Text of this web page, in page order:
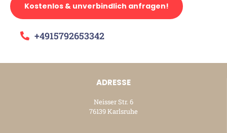
Kostenlos & unverbindlich anfragen!
+4915792653342
ADRESSE
Neisser Str. 6
76139 Karlsruhe